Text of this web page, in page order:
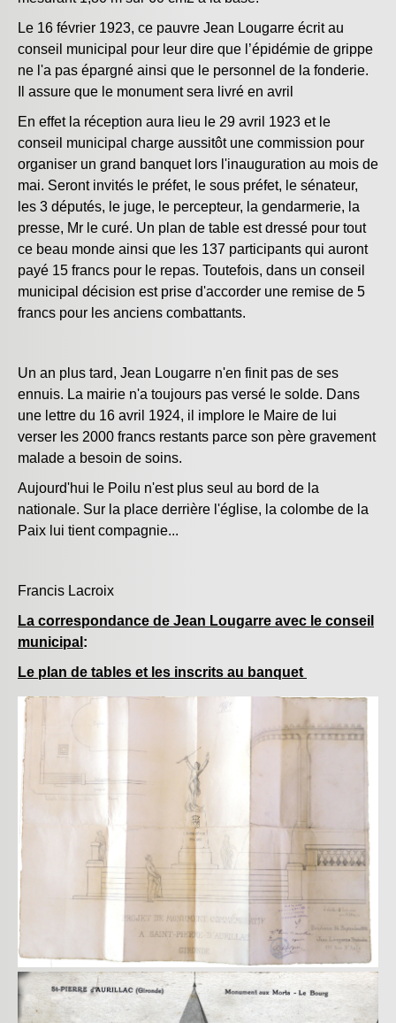
Le 16 février 1923, ce pauvre Jean Lougarre écrit au
conseil municipal pour leur dire que l’épidémie de grippe
ne l'a pas épargné ainsi que le personnel de la fonderie.
Il assure que le monument sera livré en avril
En effet la réception aura lieu le 29 avril 1923 et le
conseil municipal charge aussitôt une commission pour
organiser un grand banquet lors l'inauguration au mois de
mai. Seront invités le préfet, le sous préfet, le sénateur,
les 3 députés, le juge, le percepteur, la gendarmerie, la
presse, Mr le curé. Un plan de table est dressé pour tout
ce beau monde ainsi que les 137 participants qui auront
payé 15 francs pour le repas. Toutefois, dans un conseil
municipal décision est prise d'accorder une remise de 5
francs pour les anciens combattants.
Un an plus tard, Jean Lougarre n'en finit pas de ses
ennuis. La mairie n'a toujours pas versé le solde. Dans
une lettre du 16 avril 1924, il implore le Maire de lui
verser les 2000 francs restants parce son père gravement
malade a besoin de soins.
Aujourd'hui le Poilu n'est plus seul au bord de la
nationale. Sur la place derrière l'église, la colombe de la
Paix lui tient compagnie...
Francis Lacroix
La correspondance de Jean Lougarre avec le conseil
municipal :
Le plan de tables et les inscrits au banquet